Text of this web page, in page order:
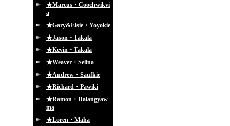
★Marcus・Coochwikvi
a
★Gary&Elsie・Yoyokie
★Jason・Takala
★Kevin・Takala
★Weaver・Selina
★Andrew・Saufkie
★Richard・Pawiki
★Ramon・Dalangyaw
ma
★Loren・Maha